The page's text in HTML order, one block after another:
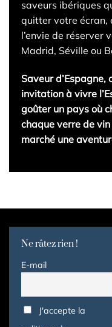
saveurs ibériques
quitter votre écran,
l’envie de réserver
Madrid, Séville ou
Saveur d’Espagne,
invitation à vivre
goûter un pays où
chaque verre de
marché une
Ne râtez rien !
E-mail
J'accepte la